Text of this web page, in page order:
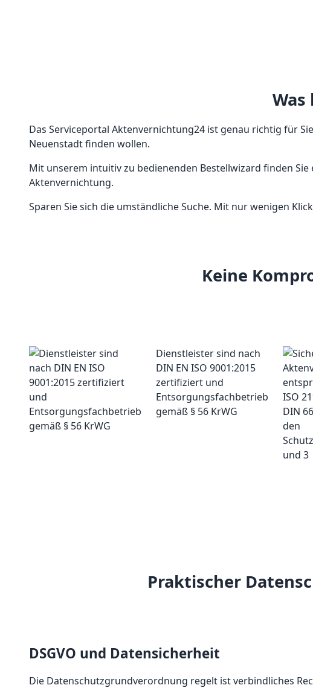
Das Serviceportal Aktenvernichtung24 ist genau richtig für
Neuenstadt finden wollen.
Mit unserem intuitiv zu bedienenden Bestellwizard finden
Aktenvernichtung.
Sparen Sie sich die umständliche Suche. Mit nur wenigen
Keine
Dienstleister sind nach
DIN EN ISO 9001:2015
zertifiziert und
Entsorgungsfachbetrieb
gemäß § 56 KrWG
Praktischer
DSGVO und Datensicherheit
Die Datenschutzgrundverordnung regelt ist verbindliches